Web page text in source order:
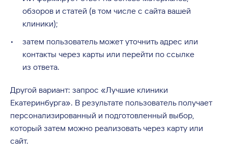
обзоров и статей (в том числе с сайта вашей
клиники);
затем пользователь может уточнить адрес или
контакты через карты или перейти по ссылке
из ответа.
Другой вариант: запрос «Лучшие клиники
Екатеринбурга». В результате пользователь получает
персонализированный и подготовленный выбор,
который затем можно реализовать через карту или
сайт.